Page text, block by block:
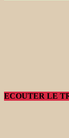
ECOUTER LE